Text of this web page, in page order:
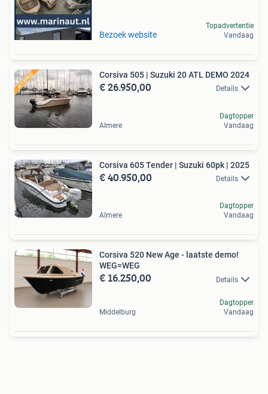
Bezoek website
Topadvertentie
Vandaag
Corsiva 505 | Suzuki 20 ATL DEMO 2024
€ 26.950,00 Details
Almere
Dagtopper
Vandaag
Corsiva 605 Tender | Suzuki 60pk | 2025
€ 40.950,00 Details
Almere
Dagtopper
Vandaag
Corsiva 520 New Age - laatste demo!
WEG=WEG
€ 16.250,00 Details
Middelburg
Dagtopper
Vandaag